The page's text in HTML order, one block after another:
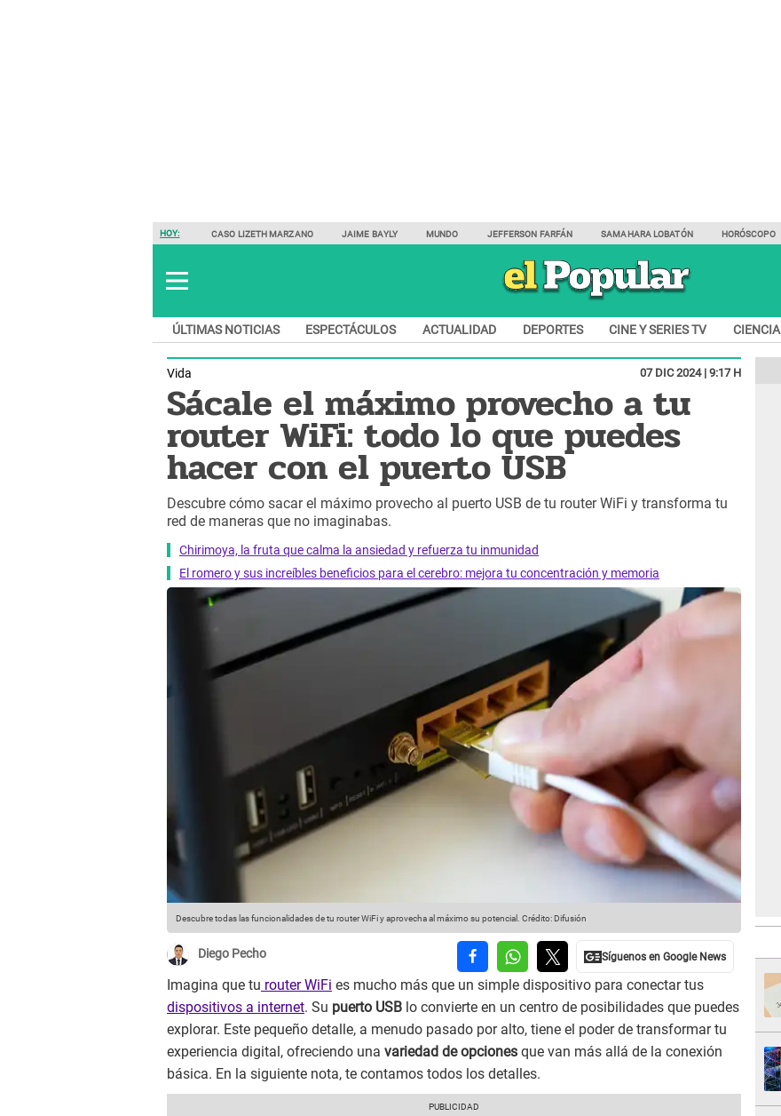
HOY: CASO LIZETH MARZANO JAIME BAYLY MUNDO JEFFERSON FARFÁN SAMAHARA LOBATÓN HORÓSCOPO
ÚLTIMAS NOTICIAS ESPECTÁCULOS ACTUALIDAD DEPORTES CINE Y SERIES TV CIENCIA
Vida 07 DIC 2024 | 9:17 H
Sácale el máximo provecho a tu
router WiFi: todo lo que puedes
hacer con el puerto USB
Descubre cómo sacar el máximo provecho al puerto USB de tu router WiFi y transforma tu
red de maneras que no imaginabas.
Chirimoya, la fruta que calma la ansiedad y refuerza tu inmunidad
El romero y sus increíbles beneficios para el cerebro: mejora tu concentración y memoria
Descubre todas las funcionalidades de tu router WiFi y aprovecha al máximo su potencial. Crédito: Difusión
Diego Pecho
Imagina que tu router WiFi es mucho más que un simple dispositivo para conectar tus
dispositivos a internet. Su puerto USB lo convierte en un centro de posibilidades que puedes
explorar. Este pequeño detalle, a menudo pasado por alto, tiene el poder de transformar tu
experiencia digital, ofreciendo una variedad de opciones que van más allá de la conexión
básica. En la siguiente nota, te contamos todos los detalles.